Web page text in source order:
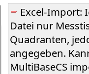
Excel-Import:
Datei nur
Quadranten,
angegeben.
MultiBaseCS